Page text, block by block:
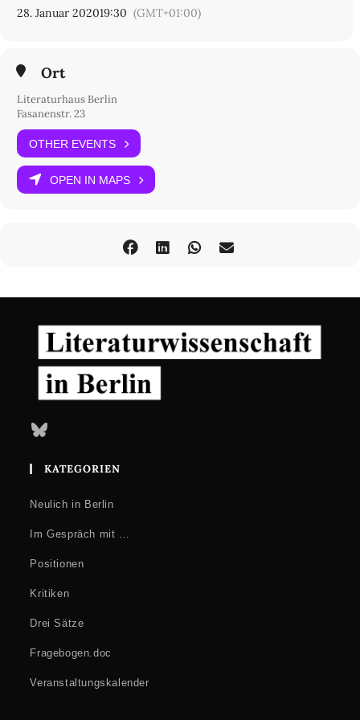
28. Januar 202019:30 (GMT+01:00)
Ort
Literaturhaus Berlin
Fasanenstr. 23
OTHER EVENTS
OPEN IN MAPS
Bluesky
KATEGORIEN
Neulich in Berlin
Im Gespräch mit …
Positionen
Kritiken
Drei Sätze
Fragebogen.doc
Veranstaltungskalender